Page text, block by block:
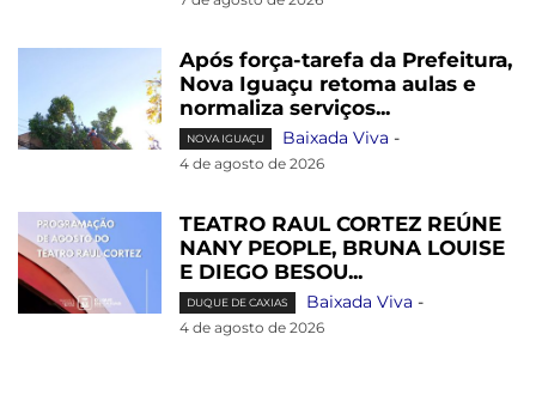
Após força-tarefa da Prefeitura,
Nova Iguaçu retoma aulas e
normaliza serviços...
NOVA IGUAÇU Baixada Viva -
4 de agosto de 2026
TEATRO RAUL CORTEZ REÚNE
NANY PEOPLE, BRUNA LOUISE
E DIEGO BESOU...
DUQUE DE CAXIAS Baixada Viva -
4 de agosto de 2026